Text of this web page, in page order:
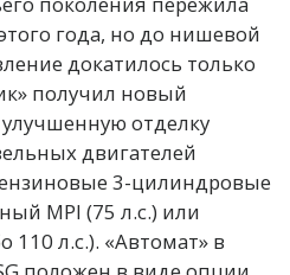
года, но до нишевой
докатилось только
получил новый
отделку
двигателей
3-цилиндровые
MPI (75 л.с.) или
110 л.с.). «Автомат» в